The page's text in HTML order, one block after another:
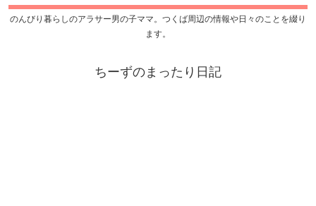
のんびり暮らしのアラサー男の子ママ。つくば周辺の情報や日々のことを綴り
ます。
ちーずのまったり日記